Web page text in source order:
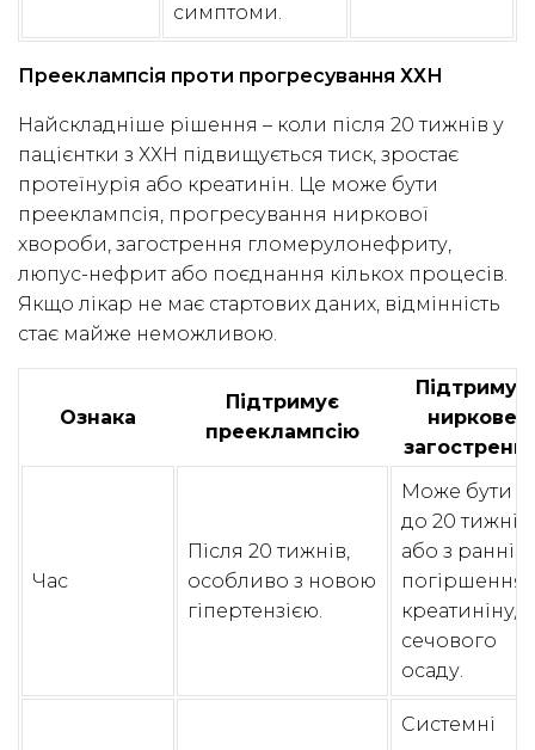
симптоми.
Прееклампсія проти прогресування ХХН
Найскладніше рішення – коли після 20 тижнів у
пацієнтки з ХХН підвищується тиск, зростає
протеїнурія або креатинін. Це може бути
прееклампсія, прогресування ниркової
хвороби, загострення гломерулонефриту,
люпус-нефрит або поєднання кількох процесів.
Якщо лікар не має стартових даних, відмінність
стає майже неможливою.
Ознака
Підтримує
прееклампсію
Підтримує
ниркове
Час
Після 20 тижнів,
особливо з новою
гіпертензією.
Може бути
до 20 тижнів
або з раннім
креатиніну/
сечового
осаду.
Системні